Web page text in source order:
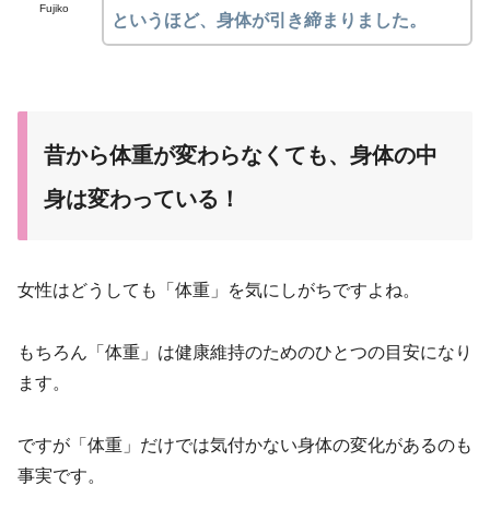
Fujiko
というほど、身体が引き締まりました。
昔から体重が変わらなくても、身体の中
身は変わっている！
女性はどうしても「体重」を気にしがちですよね。
もちろん「体重」は健康維持のためのひとつの目安になり
ます。
ですが「体重」だけでは気付かない身体の変化があるのも
事実です。